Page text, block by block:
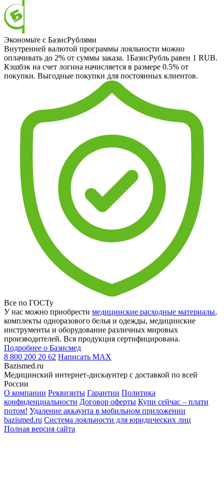
Экономьте с БазисРублями
Внутренней валютой программы лояльности можно
оплачивать до 2% от суммы заказа. 1БазисРубль равен 1 RUB.
Кэшбэк на счет логина начисляется в размере 0.5% от
покупки. Выгодные покупки для постоянных клиентов.
Все по ГОСТу
У нас можно приобрести медицинские расходные материалы,
комплекты одноразового белья и одежды, медицинские
инструменты и оборудование различных мировых
производителей. Вся продукция сертифицирована.
Подробнее о Базисмед
8 800 200 20 62 Написать MAX
Bazismed.ru
Медицинский интернет-дискаунтер с доставкой по всей
России
О компании Реквизиты Гарантии Политика
конфиденциальности Договор оферты Купи сейчас – плати
потом! Удаление аккаунта в мобильном приложении
bazismed.ru Система лояльности для юридических лиц
Полная версия сайта